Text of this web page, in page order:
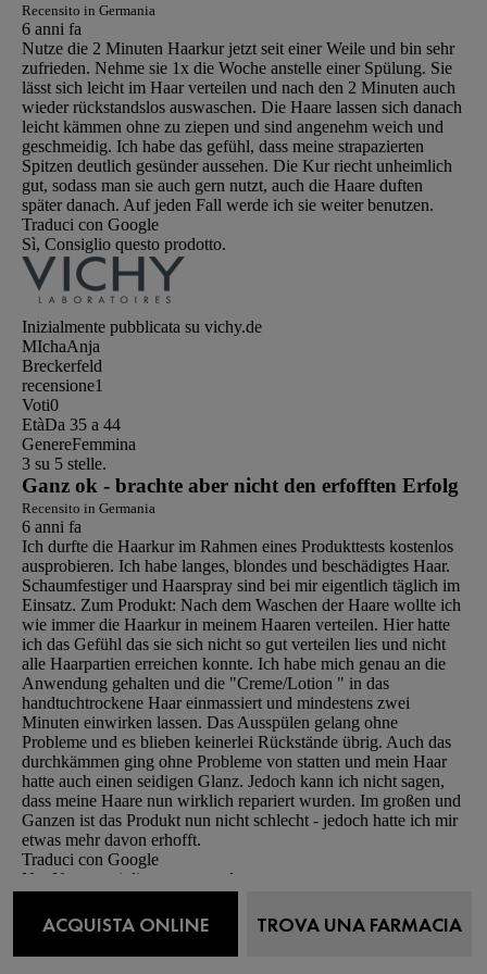
Recensito in Germania
6 anni fa
Nutze die 2 Minuten Haarkur jetzt seit einer Weile und bin sehr
zufrieden. Nehme sie 1x die Woche anstelle einer Spülung. Sie
lässt sich leicht im Haar verteilen und nach den 2 Minuten auch
wieder rückstandslos auswaschen. Die Haare lassen sich danach
leicht kämmen ohne zu ziepen und sind angenehm weich und
geschmeidig. Ich habe das gefühl, dass meine strapazierten
Spitzen deutlich gesünder aussehen. Die Kur riecht unheimlich
gut, sodass man sie auch gern nutzt, auch die Haare duften
später danach. Auf jeden Fall werde ich sie weiter benutzen.
Traduci con Google
Sì, Consiglio questo prodotto.
Inizialmente pubblicata su vichy.de
MIchaAnja
Breckerfeld
recensione1
Voti0
EtàDa 35 a 44
GenereFemmina
3 su 5 stelle.
Ganz ok - brachte aber nicht den erfofften Erfolg
Recensito in Germania
6 anni fa
Ich durfte die Haarkur im Rahmen eines Produkttests kostenlos
ausprobieren. Ich habe langes, blondes und beschädigtes Haar.
Schaumfestiger und Haarspray sind bei mir eigentlich täglich im
Einsatz. Zum Produkt: Nach dem Waschen der Haare wollte ich
wie immer die Haarkur in meinem Haaren verteilen. Hier hatte
ich das Gefühl das sie sich nicht so gut verteilen lies und nicht
alle Haarpartien erreichen konnte. Ich habe mich genau an die
Anwendung gehalten und die "Creme/Lotion " in das
handtuchtrockene Haar einmassiert und mindestens zwei
Minuten einwirken lassen. Das Ausspülen gelang ohne
Probleme und es blieben keinerlei Rückstände übrig. Auch das
durchkämmen ging ohne Probleme von statten und mein Haar
hatte auch einen seidigen Glanz. Jedoch kann ich nicht sagen,
dass meine Haare nun wirklich repariert wurden. Im großen und
Ganzen ist das Produkt nun nicht schlecht - jedoch hatte ich mir
etwas mehr davon erhofft.
Traduci con Google
No, Non consiglio questo prodotto.
Inizialmente pubblicata su vichy.de
ACQUISTA ONLINE TROVA UNA FARMACIA